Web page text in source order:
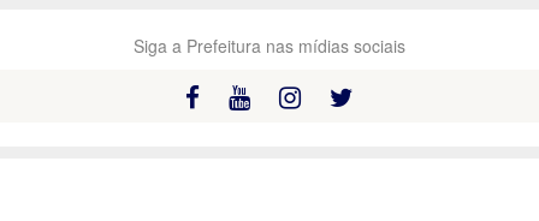
Siga a Prefeitura nas mídias sociais